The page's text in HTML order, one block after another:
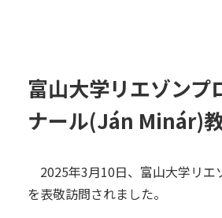
富山大学リエゾン
ナール(Ján Minár)
2025年3月10日、富山大学リ
を表敬訪問されました。